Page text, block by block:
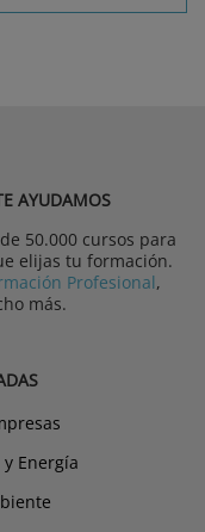
AYUDAMOS
50.000 cursos para
elijas tu formación.
Profesional,
más.
Energía